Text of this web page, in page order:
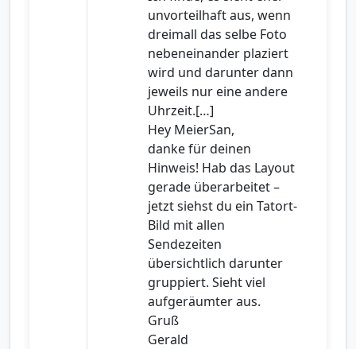
unvorteilhaft aus, wenn
dreimall das selbe Foto
nebeneinander plaziert
wird und darunter dann
jeweils nur eine andere
Uhrzeit.[…]
Hey MeierSan,
danke für deinen
Hinweis! Hab das Layout
gerade überarbeitet –
jetzt siehst du ein Tatort-
Bild mit allen
Sendezeiten
übersichtlich darunter
gruppiert. Sieht viel
aufgeräumter aus.
Gruß
Gerald